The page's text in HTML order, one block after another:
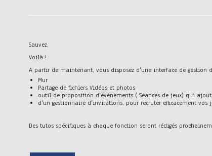
Sauvez,
Voilà !
A partir de maintenant, vous disposez d'une interface de gestion
Mur
Partage de fichiers Vidéos et photos
outil de proposition d’événements ( Séances de jeux) qui
d'un gestionnaire d'invitations, pour recruter efficacement vos
Des tutos spécifiques à chaque fonction seront rédigés